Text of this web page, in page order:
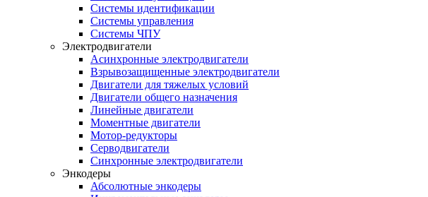
Системы идентификации
Системы управления
Системы ЧПУ
Электродвигатели
Асинхронные электродвигатели
Взрывозащищенные электродвигатели
Двигатели для тяжелых условий
Двигатели общего назначения
Линейные двигатели
Моментные двигатели
Мотор-редукторы
Серводвигатели
Синхронные электродвигатели
Энкодеры
Абсолютные энкодеры